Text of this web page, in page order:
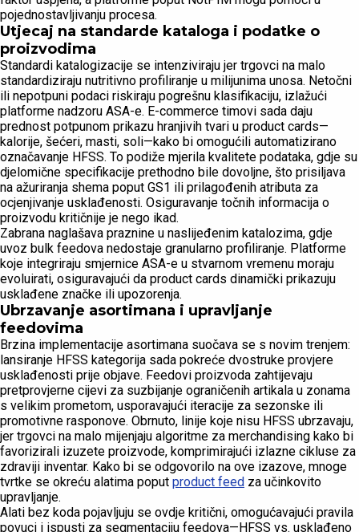
pojednostavljivanju procesa.
Utjecaj na standarde kataloga i podatke o
proizvodima
Standardi katalogizacije se intenziviraju jer trgovci na malo
standardiziraju nutritivno profiliranje u milijunima unosa. Netočni
ili nepotpuni podaci riskiraju pogrešnu klasifikaciju, izlažući
platforme nadzoru ASA-e. E-commerce timovi sada daju
prednost potpunom prikazu hranjivih tvari u product cards—
kalorije, šećeri, masti, soli—kako bi omogućili automatizirano
označavanje HFSS. To podiže mjerila kvalitete podataka, gdje su
djelomične specifikacije prethodno bile dovoljne, što prisiljava
na ažuriranja shema poput GS1 ili prilagođenih atributa za
ocjenjivanje usklađenosti. Osiguravanje točnih informacija o
proizvodu kritičnije je nego ikad.
Zabrana naglašava praznine u naslijeđenim katalozima, gdje
uvoz bulk feedova nedostaje granularno profiliranje. Platforme
koje integriraju smjernice ASA-e u stvarnom vremenu moraju
evoluirati, osiguravajući da product cards dinamički prikazuju
usklađene značke ili upozorenja.
Ubrzavanje asortimana i upravljanje
feedovima
Brzina implementacije asortimana suočava se s novim trenjem:
lansiranje HFSS kategorija sada pokreće dvostruke provjere
usklađenosti prije objave. Feedovi proizvoda zahtijevaju
pretprovjerne cijevi za suzbijanje ograničenih artikala u zonama
s velikim prometom, usporavajući iteracije za sezonske ili
promotivne rasponove. Obrnuto, linije koje nisu HFSS ubrzavaju,
jer trgovci na malo mijenjaju algoritme za merchandising kako bi
favorizirali izuzete proizvode, komprimirajući izlazne cikluse za
zdraviji inventar. Kako bi se odgovorilo na ove izazove, mnoge
tvrtke se okreću alatima poput product feed za učinkovito
upravljanje.
Alati bez koda pojavljuju se ovdje kritični, omogućavajući pravila
povuci i ispusti za segmentaciju feedova—HFSS vs. usklađeno